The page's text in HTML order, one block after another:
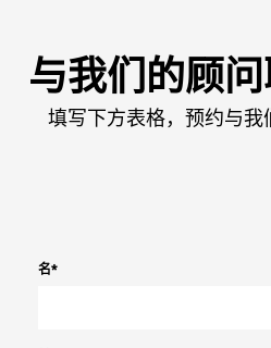
与我们的顾问
填写下方表格，预约与我
名*